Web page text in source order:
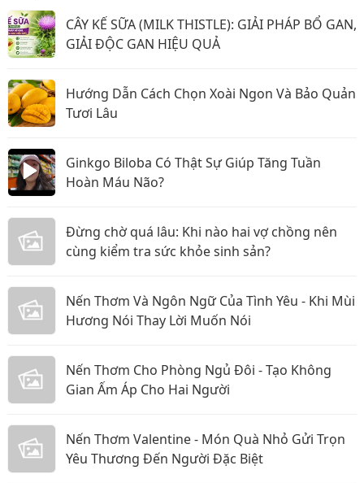
CÂY KẾ SỮA (MILK THISTLE): GIẢI PHÁP BỔ GAN,
GIẢI ĐỘC GAN HIỆU QUẢ
Hướng Dẫn Cách Chọn Xoài Ngon Và Bảo Quản
Tươi Lâu
Ginkgo Biloba Có Thật Sự Giúp Tăng Tuần
Hoàn Máu Não?
Đừng chờ quá lâu: Khi nào hai vợ chồng nên
cùng kiểm tra sức khỏe sinh sản?
Nến Thơm Và Ngôn Ngữ Của Tình Yêu - Khi Mùi
Hương Nói Thay Lời Muốn Nói
Nến Thơm Cho Phòng Ngủ Đôi - Tạo Không
Gian Ấm Áp Cho Hai Người
Nến Thơm Valentine - Món Quà Nhỏ Gửi Trọn
Yêu Thương Đến Người Đặc Biệt